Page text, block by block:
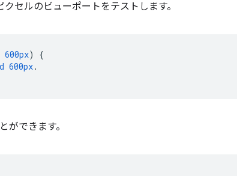
セルのビューポートをテストします。
600px)
{
600px.
ができます。